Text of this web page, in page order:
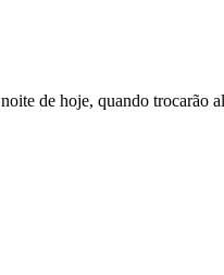
de hoje, quando trocarão